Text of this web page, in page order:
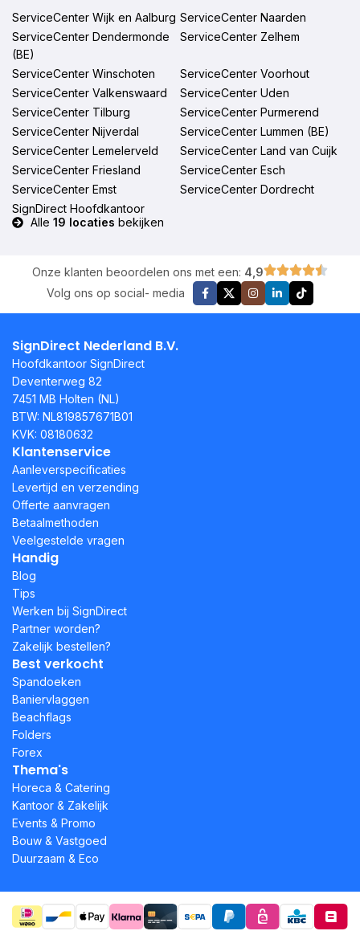
ServiceCenter Wijk en Aalburg ServiceCenter Naarden
ServiceCenter Dendermonde
(BE)
ServiceCenter Zelhem
ServiceCenter Winschoten
ServiceCenter Voorhout
ServiceCenter Valkenswaard
ServiceCenter Uden
ServiceCenter Tilburg
ServiceCenter Purmerend
ServiceCenter Nijverdal
ServiceCenter Lummen (BE)
ServiceCenter Lemelerveld
ServiceCenter Land van Cuijk
ServiceCenter Friesland
ServiceCenter Esch
ServiceCenter Emst
ServiceCenter Dordrecht
SignDirect Hoofdkantoor
Alle 19 locaties bekijken
Onze klanten beoordelen ons met een: 4,9
Volg ons op social- media
SignDirect Nederland B.V.
Hoofdkantoor SignDirect
Deventerweg 82
7451 MB Holten (NL)
BTW: NL819857671B01
KVK: 08180632
Klantenservice
Aanleverspecificaties
Levertijd en verzending
Offerte aanvragen
Betaalmethoden
Veelgestelde vragen
Handig
Blog
Tips
Werken bij SignDirect
Partner worden?
Zakelijk bestellen?
Best verkocht
Spandoeken
Baniervlaggen
Beachflags
Folders
Forex
Thema's
Horeca & Catering
Kantoor & Zakelijk
Events & Promo
Bouw & Vastgoed
Duurzaam & Eco